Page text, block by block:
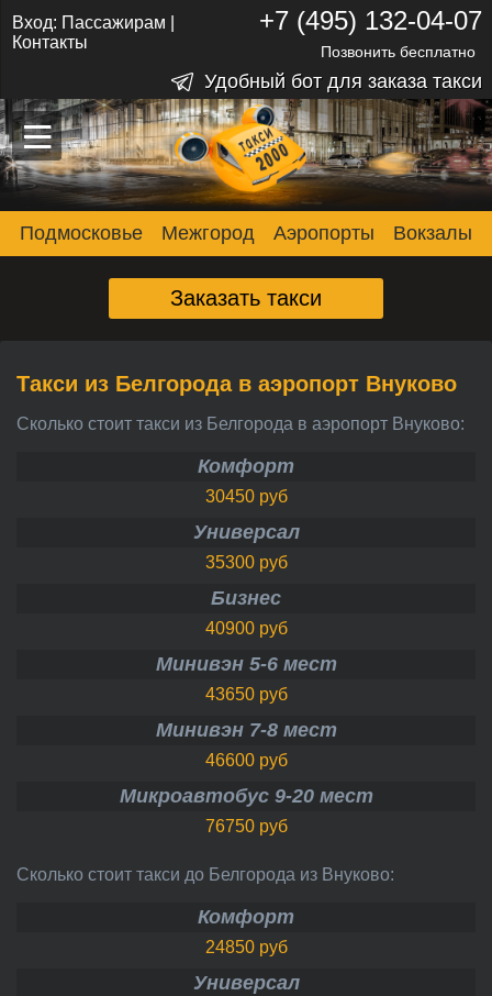
–
–
–
Вход: Пассажирам
Контакты
+7 (495) 132-04-07
Позвонить бесплатно
Удобный бот для заказа такси
Подмосковье Межгород Аэропорты Вокзалы
Заказать такси
Такси из Белгорода в аэропорт Внуково
Сколько стоит такси из Белгорода в аэропорт Внуково:
Комфорт
30450 руб
Универсал
35300 руб
Бизнес
40900 руб
Минивэн 5-6 мест
43650 руб
Минивэн 7-8 мест
46600 руб
Микроавтобус 9-20 мест
76750 руб
Сколько стоит такси до Белгорода из Внуково:
Комфорт
24850 руб
Универсал